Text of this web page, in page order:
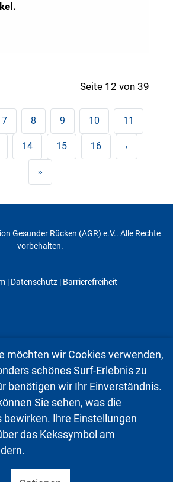
Seite 12 von 39
7 8 9 10 11
14 15 16
Gesunder Rücken (AGR) e.V.. Alle Rechte
vorbehalten.
| Datenschutz| Barrierefreiheit
möchten wir Cookies verwenden,
schönes Surf-Erlebnis zu
benötigen wir Ihr Einverständnis.
Sie sehen, was die
bewirken. Ihre Einstellungen
das Kekssymbol am